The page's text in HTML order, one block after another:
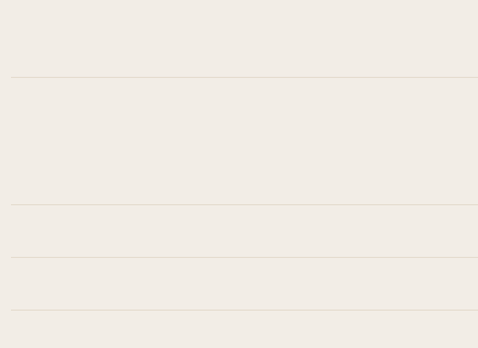
است که این دو کارآگاه در آن حضور دارند. کتاب دروازه سرنوشت آخرین
کتاب منتشرشده از کریستی نیست و دو کتاب از دهه‌ی چهل که هرگز